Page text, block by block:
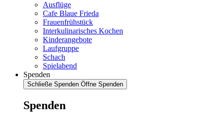
Ausflüge
Cafe Blaue Frieda
Frauenfrühstück
Interkulinarisches Kochen
Kinderangebote
Laufgruppe
Schach
Spielabend
Spenden
Schließe Spenden Öffne Spenden
Spenden